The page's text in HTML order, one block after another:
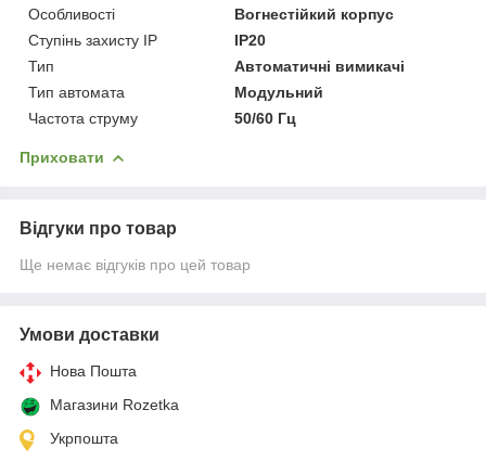
Особливості
Вогнестійкий корпус
Ступінь захисту IP
IP20
Тип
Автоматичні вимикачі
Тип автомата
Модульний
Частота струму
50/60 Гц
Приховати
Відгуки про товар
Ще немає відгуків про цей товар
Умови доставки
Нова Пошта
Магазини Rozetka
Укрпошта